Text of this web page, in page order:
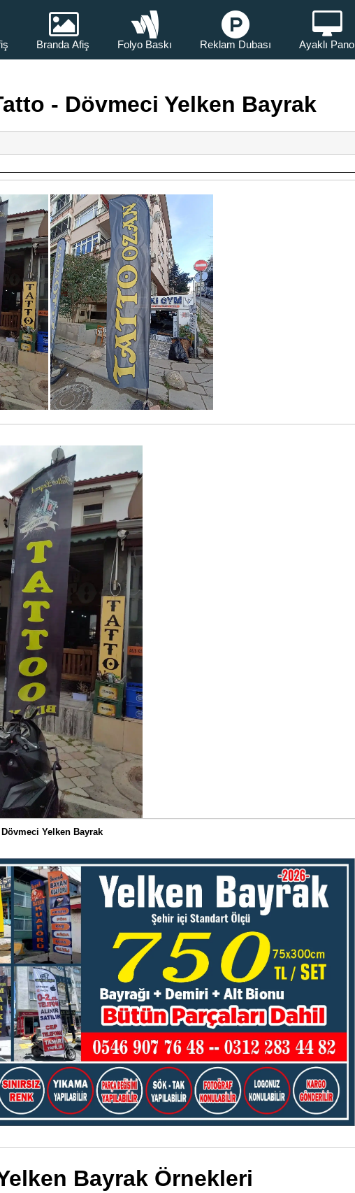
- Dövmeci Yelken Bayrak
Branda Afiş Folyo Baskı Reklam Dubası Ayaklı Pano
Yelken Bayrak
Bayrak Örnekleri